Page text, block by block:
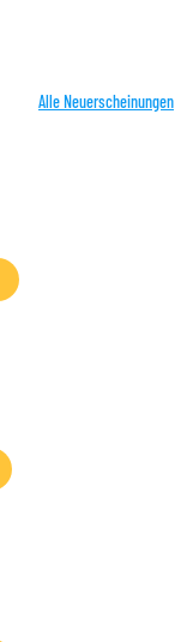
Alle Neuerscheinungen